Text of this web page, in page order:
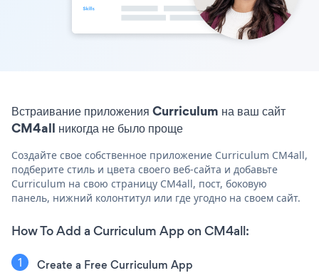
Встраивание приложения Curriculum на ваш сайт
CM4all никогда не было проще
Создайте свое собственное приложение Curriculum CM4all,
подберите стиль и цвета своего веб-сайта и добавьте
Curriculum на свою страницу CM4all, пост, боковую
панель, нижний колонтитул или где угодно на своем сайт.
How To Add a Curriculum App on CM4all:
Create a Free Curriculum App